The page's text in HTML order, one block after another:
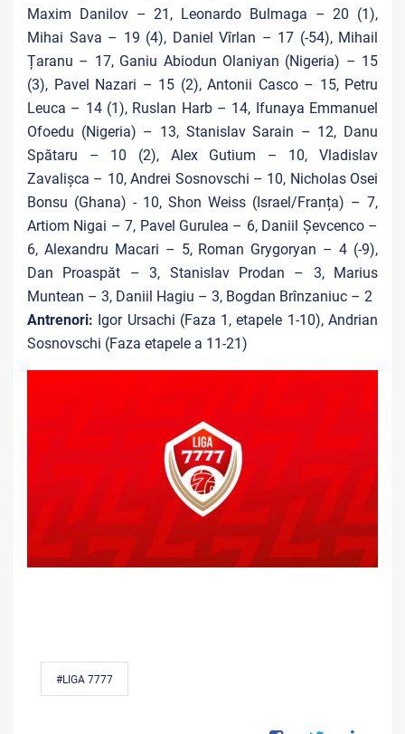
Maxim Danilov – 21, Leonardo Bulmaga – 20 (1),
Mihai Sava – 19 (4), Daniel Vîrlan – 17 (-54), Mihail
Țaranu – 17, Ganiu Abiodun Olaniyan (Nigeria) – 15
(3), Pavel Nazari – 15 (2), Antonii Casco – 15, Petru
Leuca – 14 (1), Ruslan Harb – 14, Ifunaya Emmanuel
Ofoedu (Nigeria) – 13, Stanislav Sarain – 12, Danu
Spătaru – 10 (2), Alex Gutium – 10, Vladislav
Zavalișca – 10, Andrei Sosnovschi – 10, Nicholas Osei
Bonsu (Ghana) - 10, Shon Weiss (Israel/Franța) – 7,
Artiom Nigai – 7, Pavel Gurulea – 6, Daniil Șevcenco –
6, Alexandru Macari – 5, Roman Grygoryan – 4 (-9),
Dan Proaspăt – 3, Stanislav Prodan – 3, Marius
Muntean – 3, Daniil Hagiu – 3, Bogdan Brînzaniuc – 2
Antrenori: Igor Ursachi (Faza 1, etapele 1-10), Andrian
Sosnovschi (Faza etapele a 11-21)
#LIGA 7777